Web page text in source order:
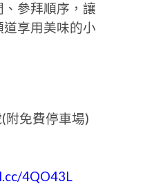
參拜順序，讓
享用美味的小
附免費停車場)
4QO43L